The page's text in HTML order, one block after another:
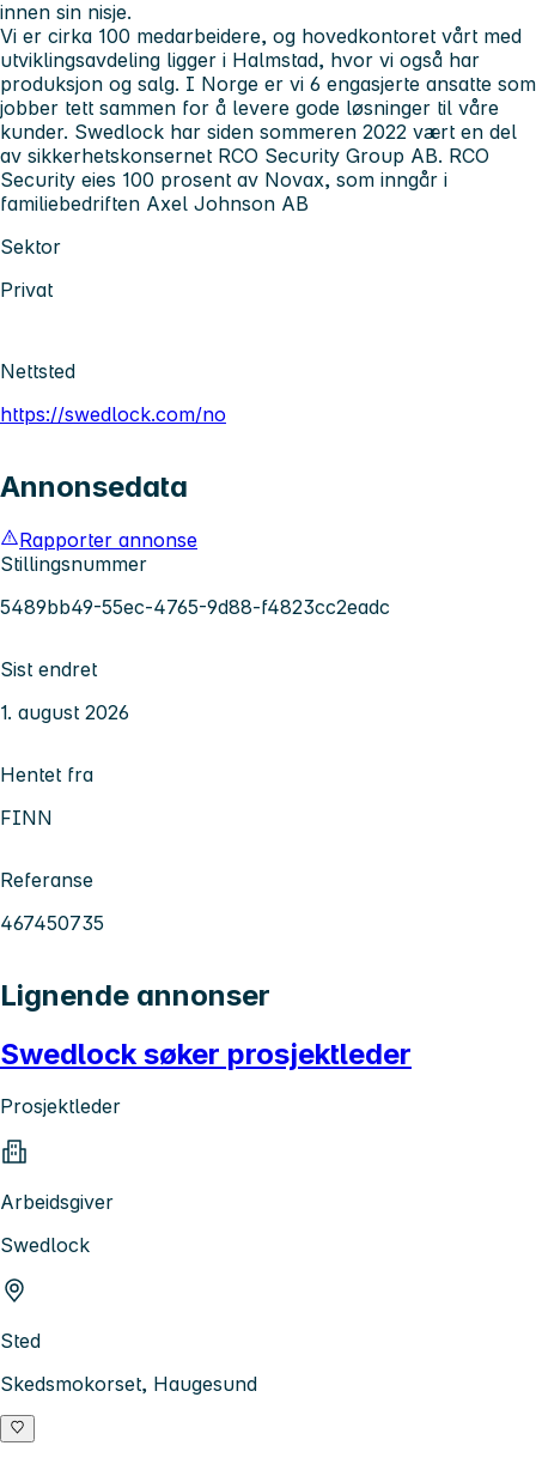
innen sin nisje.
Vi er cirka 100 medarbeidere, og hovedkontoret vårt med
utviklingsavdeling ligger i Halmstad, hvor vi også har
produksjon og salg. I Norge er vi 6 engasjerte ansatte som
jobber tett sammen for å levere gode løsninger til våre
kunder. Swedlock har siden sommeren 2022 vært en del
av sikkerhetskonsernet RCO Security Group AB. RCO
Security eies 100 prosent av Novax, som inngår i
familiebedriften Axel Johnson AB
Sektor
Privat
Nettsted
https://swedlock.com/no
Annonsedata
Rapporter annonse
Stillingsnummer
5489bb49-55ec-4765-9d88-f4823cc2eadc
Sist endret
1. august 2026
Hentet fra
FINN
Referanse
467450735
Lignende annonser
Swedlock søker prosjektleder
Prosjektleder
Arbeidsgiver
Swedlock
Sted
Skedsmokorset, Haugesund